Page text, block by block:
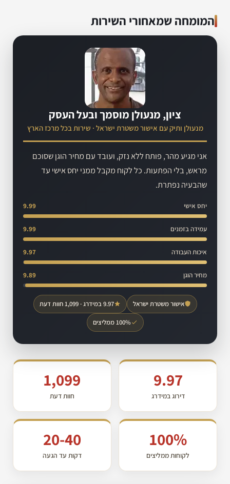
המומחה שמאחורי השירות
ציון, מנעולן מוסמך ובעל העסק
מנעולן ותיק עם אישור משטרת ישראל · שירות בכל מרכז הארץ
אני מגיע מהר, פותח ללא נזק, ועובד עם מחיר הוגן שסוכם
מראש, בלי הפתעות. כל לקוח מקבל ממני יחס אישי עד
שהבעיה נפתרת.
יחס אישי 9.99
עמידה בזמנים 9.99
איכות העבודה 9.97
מחיר הוגן 9.89
אישור משטרת ישראל 9.97 במידרג · 1,099 חוות דעת
100% ממליצים
9.97
דירוג במידרג
1,099
חוות דעת
100%
לקוחות ממליצים
20-40
דקות עד הגעה